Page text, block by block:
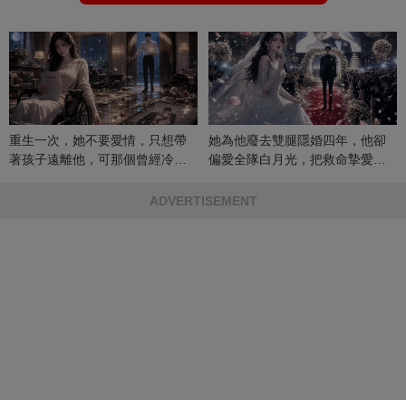
重生一次，她不要愛情，只想帶
著孩子遠離他，可那個曾經冷漠
她為他廢去雙腿隱婚四年，他卻
偏愛全隊白月光，把救命摯愛當
ADVERTISEMENT